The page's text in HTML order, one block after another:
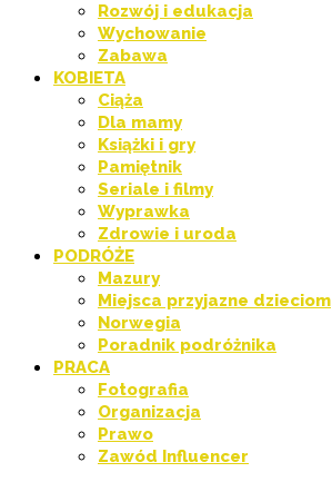
Rozwój i edukacja
Wychowanie
Zabawa
KOBIETA
Ciąża
Dla mamy
Książki i gry
Pamiętnik
Seriale i filmy
Wyprawka
Zdrowie i uroda
PODRÓŻE
Mazury
Miejsca przyjazne dzieciom
Norwegia
Poradnik podróżnika
PRACA
Fotografia
Organizacja
Prawo
Zawód Influencer